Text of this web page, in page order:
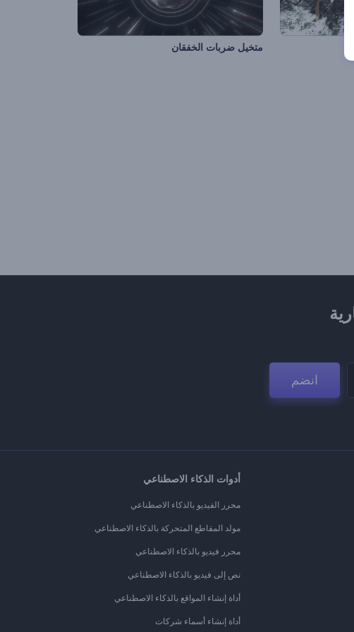
متخيل ضربات الخفقان
انضم
أدوات الذكاء الاصطناعي
محرر الفيديو بالذكاء الاصطناعي
مولد المقاطع المتحركة بالذكاء الاصطناعي
محرر فيديو بالذكاء الاصطناعي
نص إلى فيديو بالذكاء الاصطناعي
أداة إنشاء المواقع بالذكاء الاصطناعي
أداة إنشاء أسماء شركات